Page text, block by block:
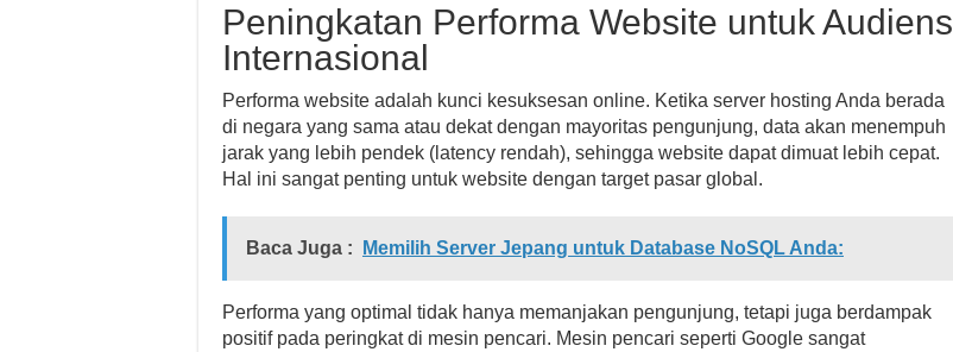
Peningkatan Performa Website untuk Audiens
Internasional
Performa website adalah kunci kesuksesan online. Ketika server hosting Anda berada
di negara yang sama atau dekat dengan mayoritas pengunjung, data akan menempuh
jarak yang lebih pendek (latency rendah), sehingga website dapat dimuat lebih cepat.
Hal ini sangat penting untuk website dengan target pasar global.
Baca Juga : Memilih Server Jepang untuk Database NoSQL Anda:
Performa yang optimal tidak hanya memanjakan pengunjung, tetapi juga berdampak
positif pada peringkat di mesin pencari. Mesin pencari seperti Google sangat